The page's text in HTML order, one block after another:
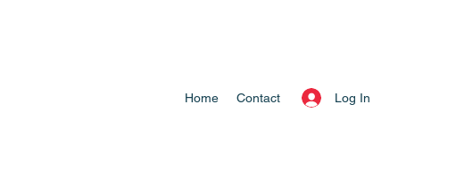
Log In
Home Contact